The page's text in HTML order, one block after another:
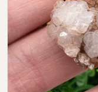
Open media 0 in